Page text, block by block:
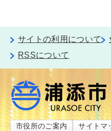
サイトの利用について
RSSについて
市役所のご案内 サイトマ